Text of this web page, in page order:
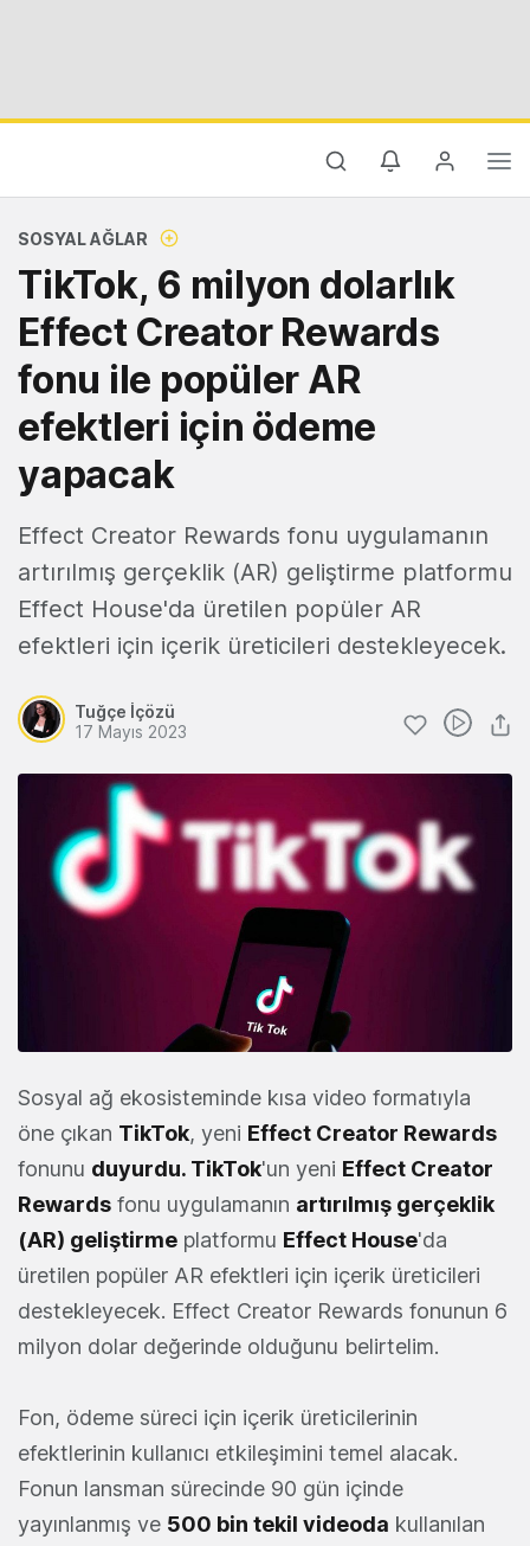
SOSYAL AĞLAR
TikTok, 6 milyon dolarlık
Effect Creator Rewards
fonu ile popüler AR
efektleri için ödeme
yapacak
Effect Creator Rewards fonu uygulamanın
artırılmış gerçeklik (AR) geliştirme platformu
Effect House'da üretilen popüler AR
efektleri için içerik üreticileri destekleyecek.
Tuğçe İçözü
17 Mayıs 2023
Sosyal ağ ekosisteminde kısa video formatıyla
öne çıkan TikTok, yeni Effect Creator Rewards
fonunu duyurdu. TikTok'un yeni Effect Creator
Rewards fonu uygulamanın artırılmış gerçeklik
(AR) geliştirme platformu Effect House'da
üretilen popüler AR efektleri için içerik üreticileri
destekleyecek. Effect Creator Rewards fonunun 6
milyon dolar değerinde olduğunu belirtelim.
Fon, ödeme süreci için içerik üreticilerinin
efektlerinin kullanıcı etkileşimini temel alacak.
Fonun lansman sürecinde 90 gün içinde
yayınlanmış ve 500 bin tekil videoda kullanılan